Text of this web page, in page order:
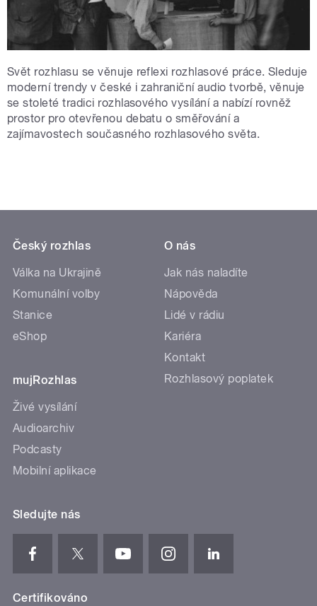
Svět rozhlasu se věnuje reflexi rozhlasové práce. Sleduje
moderní trendy v české i zahraniční audio tvorbě, věnuje
se stoleté tradici rozhlasového vysílání a nabízí rovněž
prostor pro otevřenou debatu o směřování a
zajímavostech současného rozhlasového světa.
Český rozhlas
Válka na Ukrajině
Komunální volby
Stanice
eShop
mujRozhlas
Živé vysílání
Audioarchiv
Podcasty
Mobilní aplikace
O nás
Jak nás naladíte
Nápověda
Lidé v rádiu
Kariéra
Kontakt
Rozhlasový poplatek
Sledujte nás
Certifikováno